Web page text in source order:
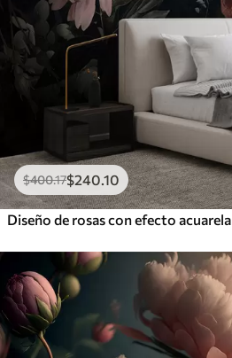
$400.17$240.10
Diseño de rosas con efecto acuarela